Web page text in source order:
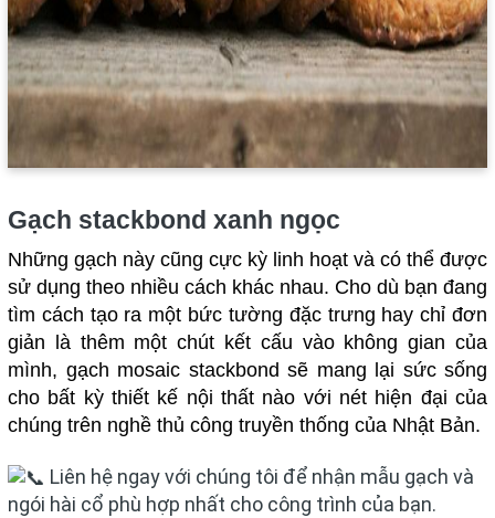
Gạch stackbond xanh ngọc
Những gạch này cũng cực kỳ linh hoạt và có thể được
sử dụng theo nhiều cách khác nhau. Cho dù bạn đang
tìm cách tạo ra một bức tường đặc trưng hay chỉ đơn
giản là thêm một chút kết cấu vào không gian của
mình, gạch mosaic stackbond sẽ mang lại sức sống
cho bất kỳ thiết kế nội thất nào với nét hiện đại của
chúng trên nghề thủ công truyền thống của Nhật Bản.
Liên hệ ngay với chúng tôi để nhận mẫu gạch và
ngói hài cổ phù hợp nhất cho công trình của bạn.